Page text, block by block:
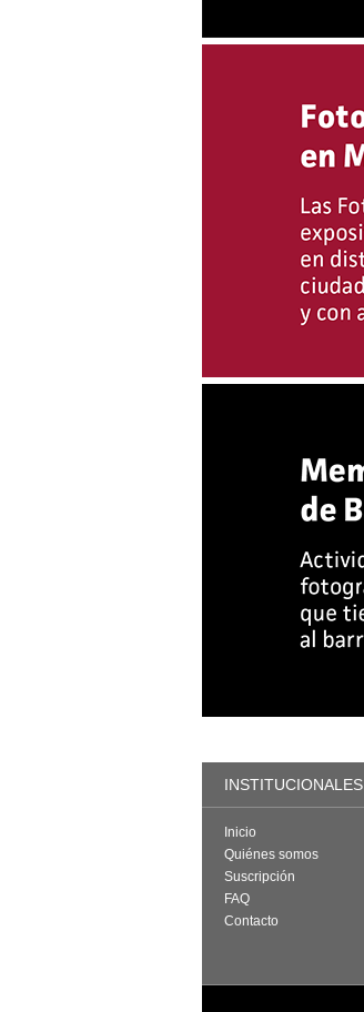
INSTITUCIONALES
Inicio
Quiénes somos
Suscripción
FAQ
Contacto